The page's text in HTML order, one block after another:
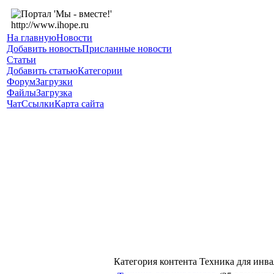
На главнуюНовости
Добавить новостьПрисланные новости
Статьи
Добавить статьюКатегории
ФорумЗагрузки
ФайлыЗагрузка
ЧатСсылкиКарта сайта
Категория контента Техника для